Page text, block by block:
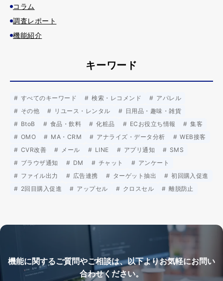
コラム
調査レポート
機能紹介
キーワード
すべてのキーワード 検索・レコメンド
アパレル
その他
リユース・レンタル
日用品・趣味・雑貨
BtoB
食品・飲料 化粧品 ECお役立ち情報
集客
OMO
MA・CRM アナライズ・データ分析
WEB接客
CVR改善
メール LINE アプリ通知
SMS
ブラウザ通知
DM チャット
アンケート
ファイル出力
広告連携 ターゲット抽出
初回購入促進
2回目購入促進
アップセル クロスセル 離脱防止
機能に関するご質問やご相談は、以下よりお気軽にお問い
合わせください。